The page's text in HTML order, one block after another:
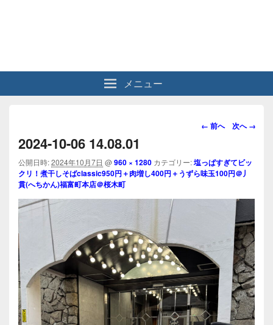
メニュー
画
ビ
ゲ
シ
← 前へ 次へ →
2024-10-06 14.08.01
公開日時:2024年10月7日 @960 × 1280 カテゴリー:塩っぱすぎてビッ
クリ！煮干しそばclassic950円＋肉増し400円＋うずら味玉100円＠丿
貫(へちかん)福富町本店＠桜木町